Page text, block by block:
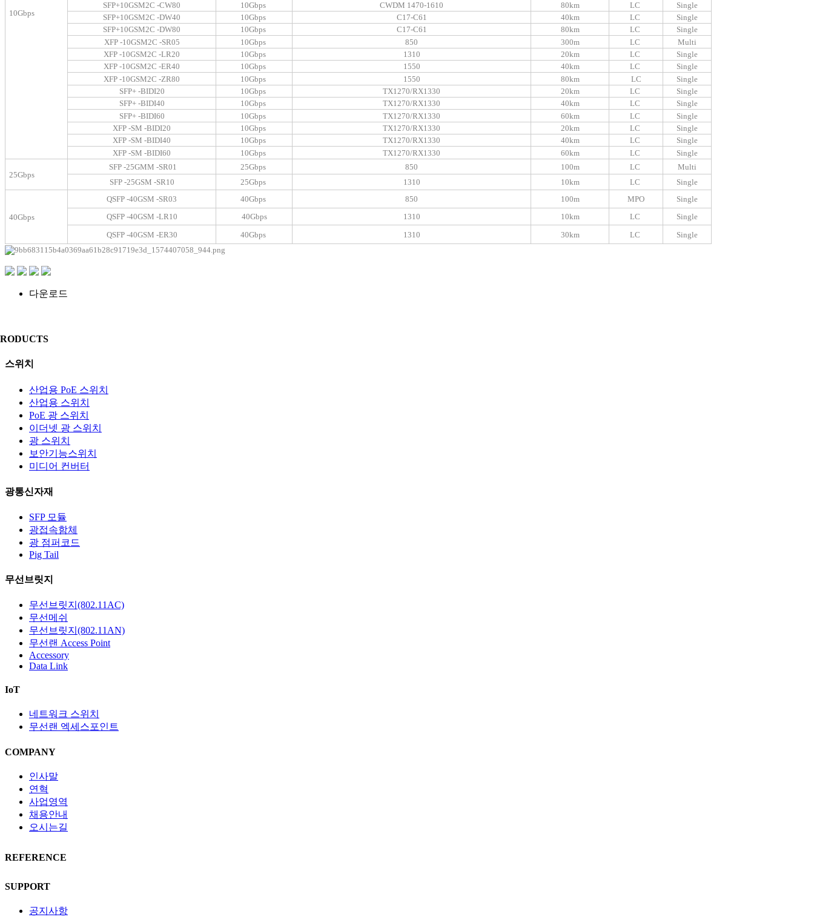
10Gbps
SFP+10GSM2C -CW80
10Gbps CWDM 1470-1610 80km LC
Single
SFP+10GSM2C -DW40
10Gbps C17-C61 40km LC
Single
SFP+10GSM2C -DW80
10Gbps C17-C61 80km LC
Single
XFP -10GSM2C -SR05
10Gbps 850 300m LC
Multi
XFP -10GSM2C -LR20
10Gbps 1310 20km LC
Single
XFP -10GSM2C -ER40
10Gbps 1550 40km LC
Single
XFP -10GSM2C -ZR80
10Gbps 1550 80km LC
Single
SFP+ -BIDI20
10Gbps TX1270/RX1330 20km LC
Single
SFP+ -BIDI40
10Gbps TX1270/RX1330 40km LC
Single
SFP+ -BIDI60
10Gbps TX1270/RX1330 60km LC
Single
XFP -SM -BIDI20
10Gbps TX1270/RX1330 20km LC
Single
XFP -SM -BIDI40
10Gbps TX1270/RX1330 40km LC
Single
XFP -SM -BIDI60
10Gbps TX1270/RX1330 60km LC Single
25Gbps
SFP -25GMM -SR01 25Gbps 850 100m LC
Multi
SFP -25GSM -SR10
25Gbps 1310 10km LC Single
40Gbps
QSFP -40GSM -SR03 40Gbps 850 100m MPO
Single
QSFP -40GSM -LR10
40Gbps 1310 10km LC
Single
QSFP -40GSM -ER30
40Gbps 1310 30km LC Single
다운로드
스위치
산업용 PoE 스위치
산업용 스위치
PoE 광 스위치
이더넷 광 스위치
광 스위치
보안기능스위치
미디어 컨버터
광통신자재
SFP 모듈
광접속함체
광 점퍼코드
Pig Tail
무선브릿지
무선브릿지(802.11AC)
무선메쉬
무선브릿지(802.11AN)
무선랜 Access Point
Accessory
Data Link
IoT
네트워크 스위치
무선랜 엑세스포인트
COMPANY
인사말
연혁
사업영역
채용안내
오시는길
REFERENCE
SUPPORT
공지사항